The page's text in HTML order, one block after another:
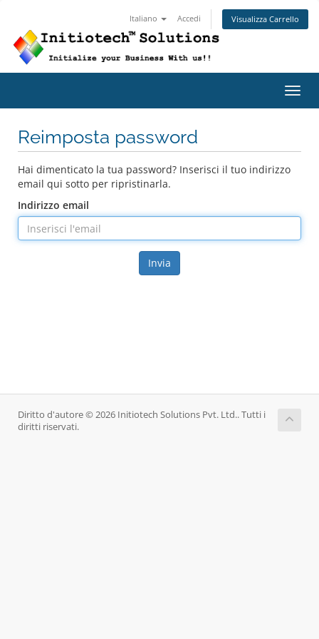
Italiano Accedi Visualizza Carrello
Reimposta password
Hai dimenticato la tua password? Inserisci il tuo indirizzo
email qui sotto per ripristinarla.
Indirizzo email
Invia
Diritto d'autore © 2026 Initiotech Solutions Pvt. Ltd.. Tutti i
diritti riservati.